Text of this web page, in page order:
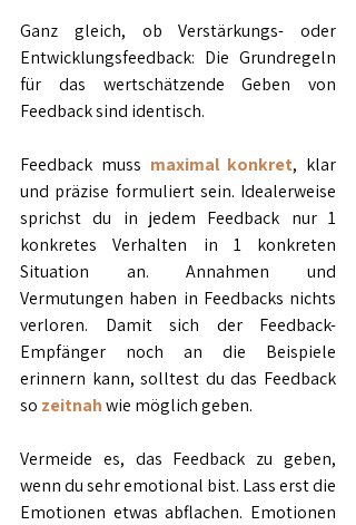
Ganz gleich, ob Verstärkungs- oder
Entwicklungsfeedback: Die Grundregeln
für das wertschätzende Geben von
Feedback sind identisch.
Feedback muss maximal konkret, klar
und präzise formuliert sein. Idealerweise
sprichst du in jedem Feedback nur 1
konkretes Verhalten in 1 konkreten
Situation an. Annahmen und
Vermutungen haben in Feedbacks nichts
verloren. Damit sich der Feedback-
Empfänger noch an die Beispiele
erinnern kann, solltest du das Feedback
so zeitnah wie möglich geben.
Vermeide es, das Feedback zu geben,
wenn du sehr emotional bist. Lass erst die
Emotionen etwas abflachen. Emotionen